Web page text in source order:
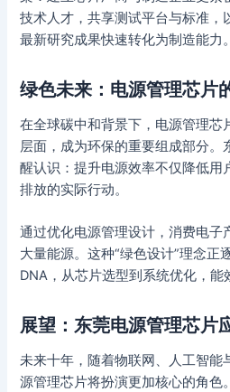
技术人才，共享测试平台与标准，
最新研究成果快速转化为制造能力。
绿色未来：电源管理芯片
在全球碳中和背景下，电源管理芯
层面，成为环保的重要组成部分。
醒认识：提升电源效率不仅降低用
排放的实际行动。
通过优化电源管理设计，消费电子
大量能源。这种“绿色设计”理念正
DNA，从芯片选型到系统优化，能
展望：东莞电源管理芯片
未来十年，随着物联网、人工智能
源管理芯片将扮演更加核心的角色